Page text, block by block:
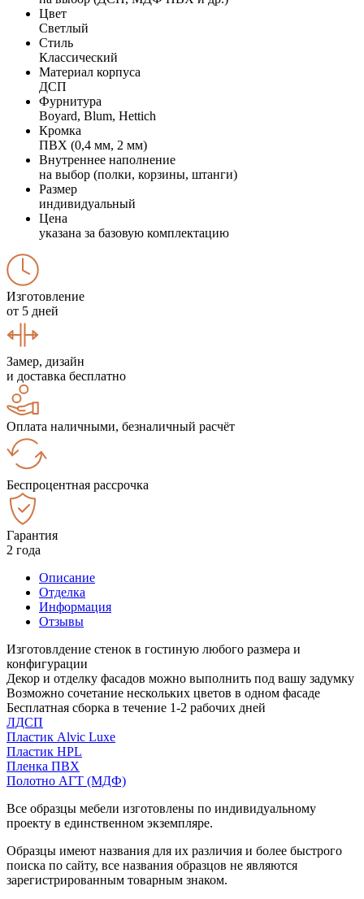
Цвет
Светлый
Стиль
Классический
Материал корпуса
ДСП
Фурнитура
Boyard, Blum, Hettich
Кромка
ПВХ (0,4 мм, 2 мм)
Внутреннее наполнение
на выбор (полки, корзины, штанги)
Размер
индивидуальный
Цена
указана за базовую комплектацию
Изготовление
от 5 дней
Замер, дизайн
и доставка бесплатно
Оплата наличными, безналичный расчёт
Беспроцентная рассрочка
Гарантия
2 года
Описание
Отделка
Информация
Отзывы
Изготовлдение стенок в гостиную любого размера и
конфигурации
Декор и отделку фасадов можно выполнить под вашу задумку
Возможно сочетание нескольких цветов в одном фасаде
Бесплатная сборка в течение 1-2 рабочих дней
ЛДСП
Пластик Alvic Luxe
Пластик HPL
Пленка ПВХ
Полотно АГТ (МДФ)
Все образцы мебели изготовлены по индивидуальному
проекту в единственном экземпляре.
Образцы имеют названия для их различия и более быстрого
поиска по сайту, все названия образцов не являются
зарегистрированным товарным знаком.